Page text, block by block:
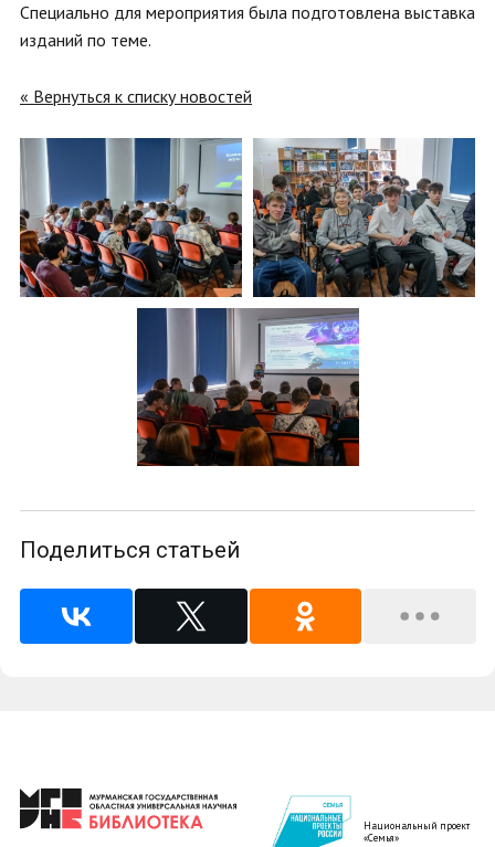
Специально для мероприятия была подготовлена выставка
изданий по теме.
« Вернуться к списку новостей
Поделиться статьей
Национальный проект
«Семья»